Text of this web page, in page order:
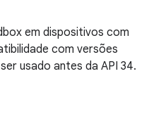
em dispositivos com
com versões
usado antes da API 34.